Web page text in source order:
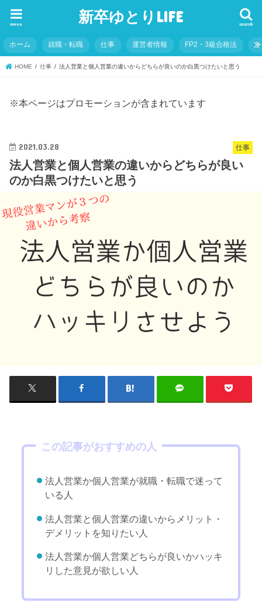
新卒ゆとりLIFE search
menu
ホーム 就職・転職 仕事 運営者情報 FP2・3級合格法
HOME 仕事 法人営業と個人営業の違いからどちらが良いのか白黒つけたいと思う
※本ページはプロモーションが含まれています
仕事
2021.03.28
法人営業と個人営業の違いからどちらが良い
のか白黒つけたいと思う
この記事がおすすめの人
法人営業か個人営業が就職・転職で迷って
いる人
法人営業と個人営業の違いからメリット・
デメリットを知りたい人
法人営業か個人営業どちらが良いかハッキ
リした意見が欲しい人